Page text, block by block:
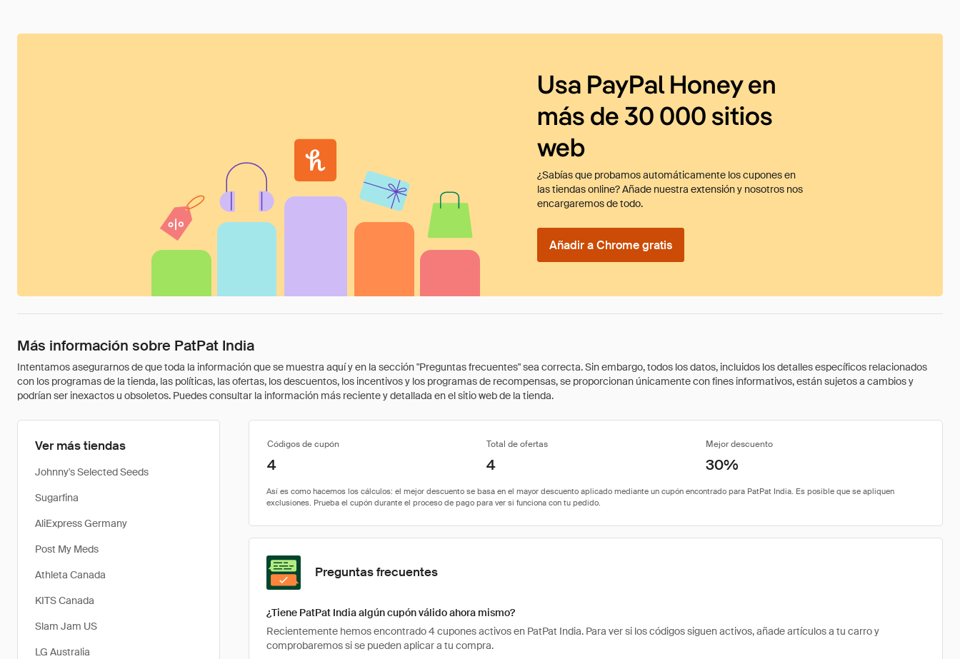
Usa PayPal Honey en
más de 30 000 sitios
web
¿Sabías que probamos automáticamente los cupones en
las tiendas online? Añade nuestra extensión y nosotros nos
encargaremos de todo.
Añadir a Chrome gratis
Más información sobre PatPat India
Intentamos asegurarnos de que toda la información que se muestra aquí y en la sección "Preguntas frecuentes" sea correcta. Sin embargo, todos los datos, incluidos los detalles específicos relacionados
con los programas de la tienda, las políticas, las ofertas, los descuentos, los incentivos y los programas de recompensas, se proporcionan únicamente con fines informativos, están sujetos a cambios y
podrían ser inexactos u obsoletos. Puedes consultar la información más reciente y detallada en el sitio web de la tienda.
Ver más tiendas
Johnny's Selected Seeds
Sugarfina
AliExpress Germany
Post My Meds
Athleta Canada
KITS Canada
Slam Jam US
LG Australia
Códigos de cupón Total de ofertas Mejor descuento
4 4 30%
Preguntas frecuentes
¿Tiene PatPat India algún cupón válido ahora mismo?
Recientemente hemos encontrado 4 cupones activos en PatPat India. Para ver si los códigos siguen activos, añade artículos a tu carro y
comprobaremos si se pueden aplicar a tu compra.